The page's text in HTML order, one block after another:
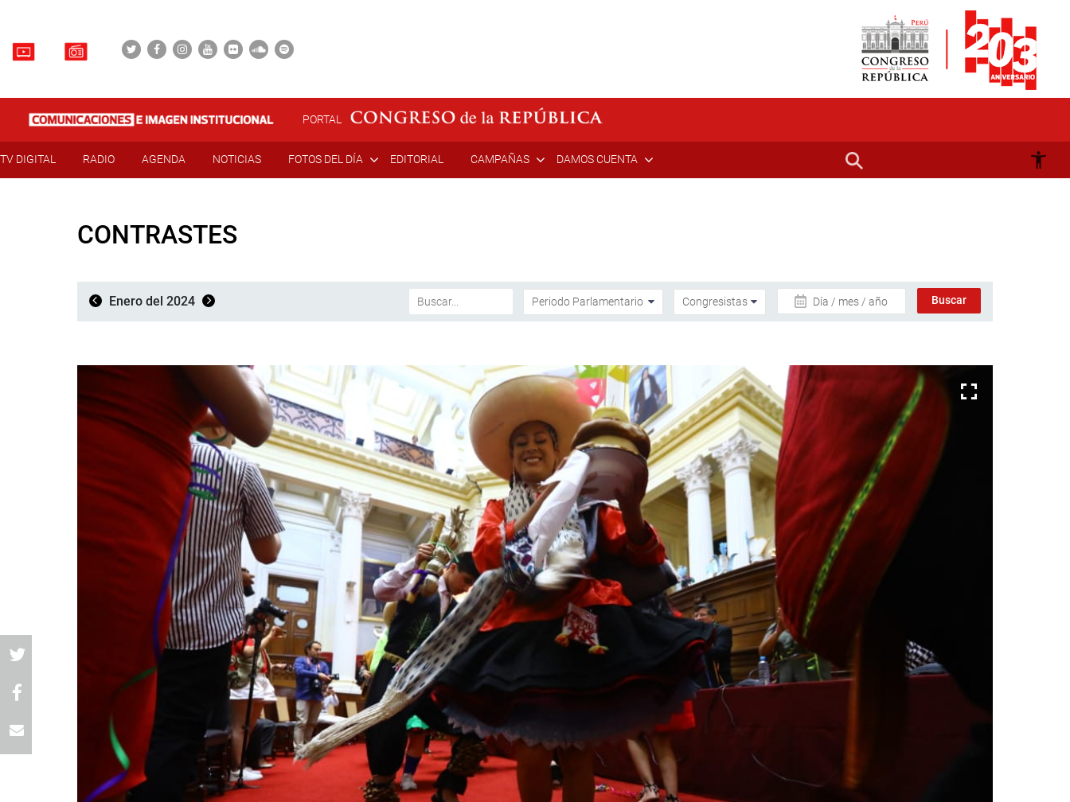
PORTAL
TV DIGITAL RADIO AGENDA NOTICIAS FOTOS DEL DÍA EDITORIAL CAMPAÑAS DAMOS CUENTA
CONTRASTES
Enero del 2024 Día / mes / año